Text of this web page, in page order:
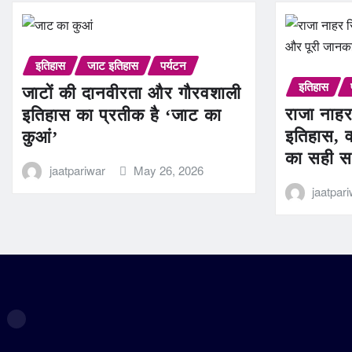
इतिहास जाट इतिहास पर्यटन
जाटों की दानवीरता और गौरवशाली
इतिहास का प्रतीक है ‘जाट का
कुआं’
jaatpariwar May 26, 2026
इतिहास
राजा
इतिहास,
का सही